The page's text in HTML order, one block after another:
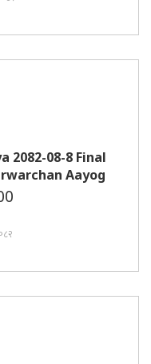
2082-08-8 Final
Aayog